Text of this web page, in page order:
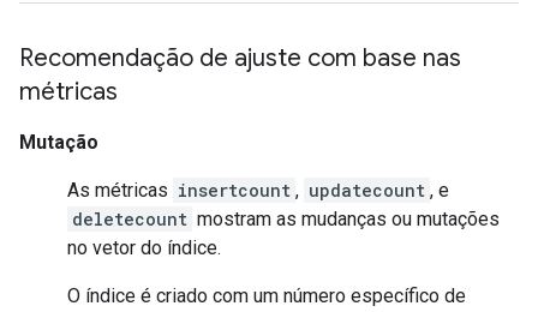
Recomendação de ajuste com base nas
métricas
Mutação
As métricas insertcount , updatecount , e
deletecount mostram as mudanças ou mutações
no vetor do índice.
O índice é criado com um número específico de